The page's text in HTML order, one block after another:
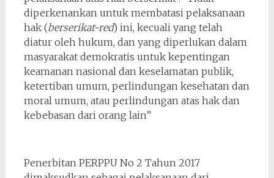
diperkenankan untuk membatasi pelaksanaan
hak (berserikat-red) ini, kecuali yang telah
diatur oleh hukum, dan yang diperlukan dalam
masyarakat demokratis untuk kepentingan
keamanan nasional dan keselamatan publik,
ketertiban umum, perlindungan kesehatan dan
moral umum, atau perlindungan atas hak dan
kebebasan dari orang lain”
Penerbitan PERPPU No 2 Tahun 2017